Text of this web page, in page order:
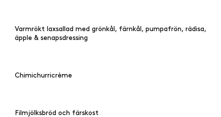
Varmrökt laxsallad med grönkål, färnkål, pumpafrön, rädisa,
äpple & senapsdressing
Chimichurricrème
Filmjölksbröd och färskost